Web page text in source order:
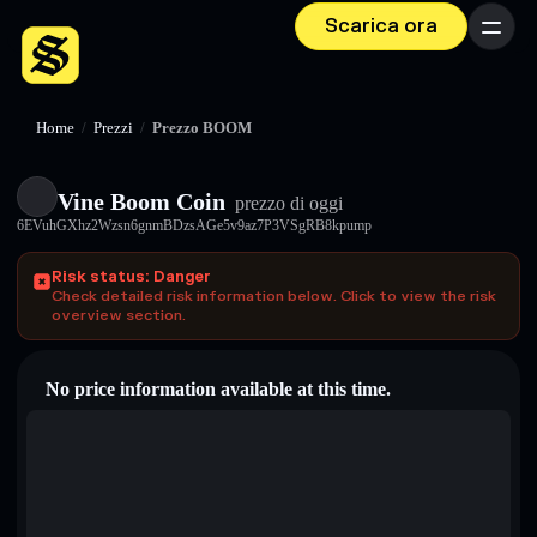
Scarica ora Menu
Home / Prezzi / Prezzo BOOM
Vine Boom Coin prezzo di oggi
6EVuhGXhz2Wzsn6gnmBDzsAGe5v9az7P3VSgRB8kpump
Risk status: Danger
Check detailed risk information below. Click to view the risk
overview section.
No price information available at this time.